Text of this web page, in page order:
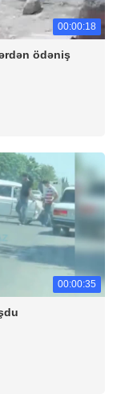
00:00:18
ödəniş
00:00:35